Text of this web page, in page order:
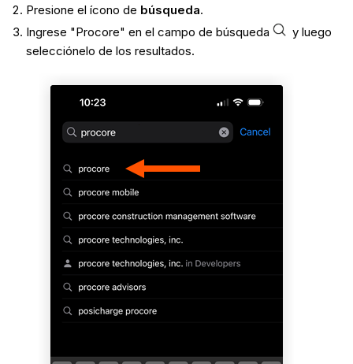
Presione el ícono de búsqueda.
Ingrese "Procore" en el campo de búsqueda
y luego
selecciónelo de los resultados.